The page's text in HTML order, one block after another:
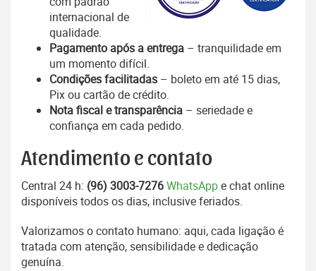
internacional de
qualidade.
Pagamento após a entrega – tranquilidade em
um momento difícil.
Condições facilitadas – boleto em até 15 dias,
Pix ou cartão de crédito.
Nota fiscal e transparência – seriedade e
confiança em cada pedido.
Atendimento e contato
Central 24 h: (96) 3003-7276WhatsAppe chat online
disponíveis todos os dias, inclusive feriados.
Valorizamos o contato humano: aqui, cada ligação é
tratada com atenção, sensibilidade e dedicação
genuína.